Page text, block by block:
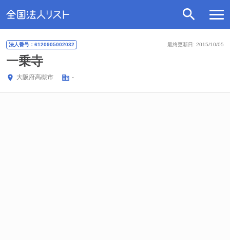
最終更新日: 2015/10/05
法人番号：6120905002032
一乗寺
大阪府高槻市 -